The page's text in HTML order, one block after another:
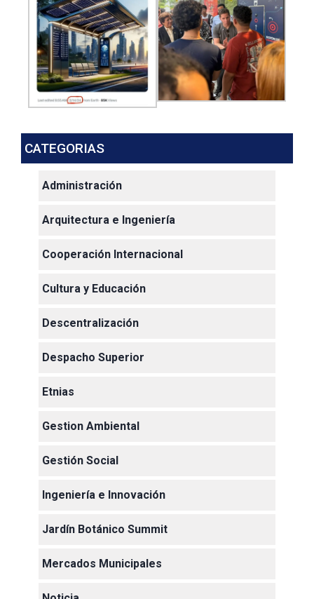
CATEGORIAS
Administración
Arquitectura e Ingeniería
Cooperación Internacional
Cultura y Educación
Descentralización
Despacho Superior
Etnias
Gestion Ambiental
Gestión Social
Ingeniería e Innovación
Jardín Botánico Summit
Mercados Municipales